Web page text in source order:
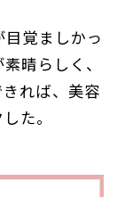
覚ましかっ
晴らしく、
れば、美容
た。